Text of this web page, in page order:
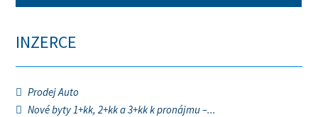
INZERCE
Prodej Auto
Nové byty 1+kk, 2+kk a 3+kk k pronájmu –...